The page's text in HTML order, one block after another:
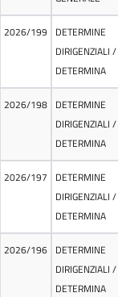
2026/199
DETERMINE
DIRIGENZIALI /
DETERMINA
2026/198 DETERMINE
DIRIGENZIALI /
DETERMINA
2026/197
DETERMINE
DIRIGENZIALI /
DETERMINA
2026/196 DETERMINE
DIRIGENZIALI /
DETERMINA